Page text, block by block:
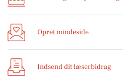
Opret mindeside
Indsend dit læserbidrag